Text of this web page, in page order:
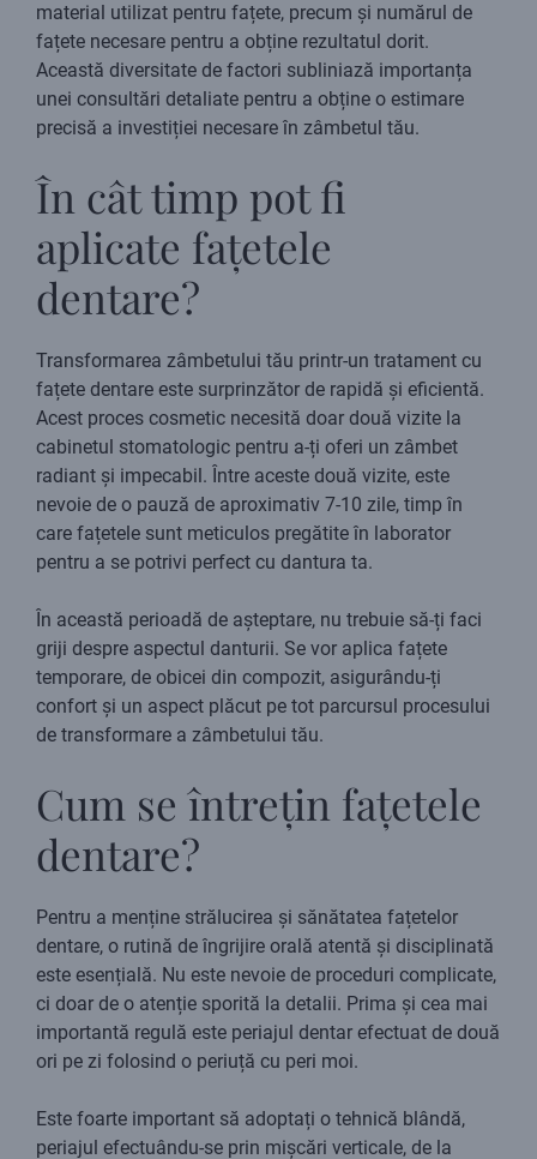
material utilizat pentru fațete, precum și numărul de
fațete necesare pentru a obține rezultatul dorit.
Această diversitate de factori subliniază importanța
unei consultări detaliate pentru a obține o estimare
precisă a investiției necesare în zâmbetul tău.
În cât timp pot fi
aplicate fațetele
dentare?
Transformarea zâmbetului tău printr-un tratament cu
fațete dentare este surprinzător de rapidă și eficientă.
Acest proces cosmetic necesită doar două vizite la
cabinetul stomatologic pentru a-ți oferi un zâmbet
radiant și impecabil. Între aceste două vizite, este
nevoie de o pauză de aproximativ 7-10 zile, timp în
care fațetele sunt meticulos pregătite în laborator
pentru a se potrivi perfect cu dantura ta.
În această perioadă de așteptare, nu trebuie să-ți faci
griji despre aspectul danturii. Se vor aplica fațete
temporare, de obicei din compozit, asigurându-ți
confort și un aspect plăcut pe tot parcursul procesului
de transformare a zâmbetului tău.
Cum se întrețin fațetele
dentare?
Pentru a menține strălucirea și sănătatea fațetelor
dentare, o rutină de îngrijire orală atentă și disciplinată
este esențială. Nu este nevoie de proceduri complicate,
ci doar de o atenție sporită la detalii. Prima și cea mai
importantă regulă este periajul dentar efectuat de două
ori pe zi folosind o periuță cu peri moi.
Este foarte important să adoptați o tehnică blândă,
periajul efectuându-se prin mișcări verticale, de la